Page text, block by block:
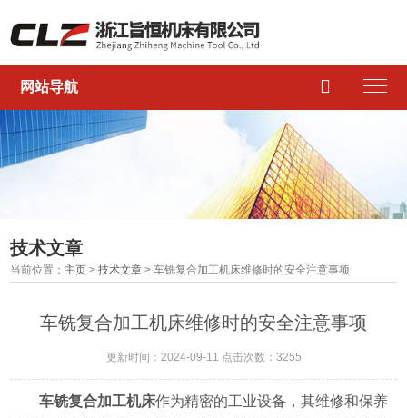
网站导航 
技术文章
当前位置： 主页 >技术文章 > 车铣复合加工机床维修时的安全注意事项
车铣复合加工机床维修时的安全注意事项
更新时间：2024-09-11 点击次数：3255
车铣复合加工机床作为精密的工业设备，其维修和保养